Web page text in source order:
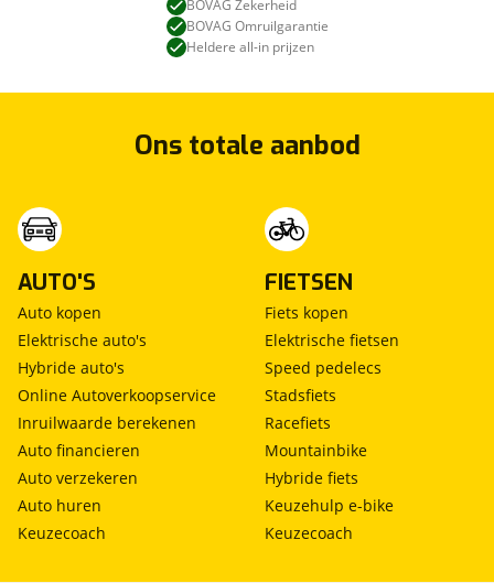
BOVAG Zekerheid
BOVAG Omruilgarantie
Heldere all-in prijzen
Ons totale aanbod
AUTO'S
Auto kopen
Elektrische auto's
Hybride auto's
Online Autoverkoopservice
Inruilwaarde berekenen
Auto financieren
Auto verzekeren
Auto huren
Keuzecoach
FIETSEN
Fiets kopen
Elektrische fietsen
Speed pedelecs
Stadsfiets
Racefiets
Mountainbike
Hybride fiets
Keuzehulp e-bike
Keuzecoach